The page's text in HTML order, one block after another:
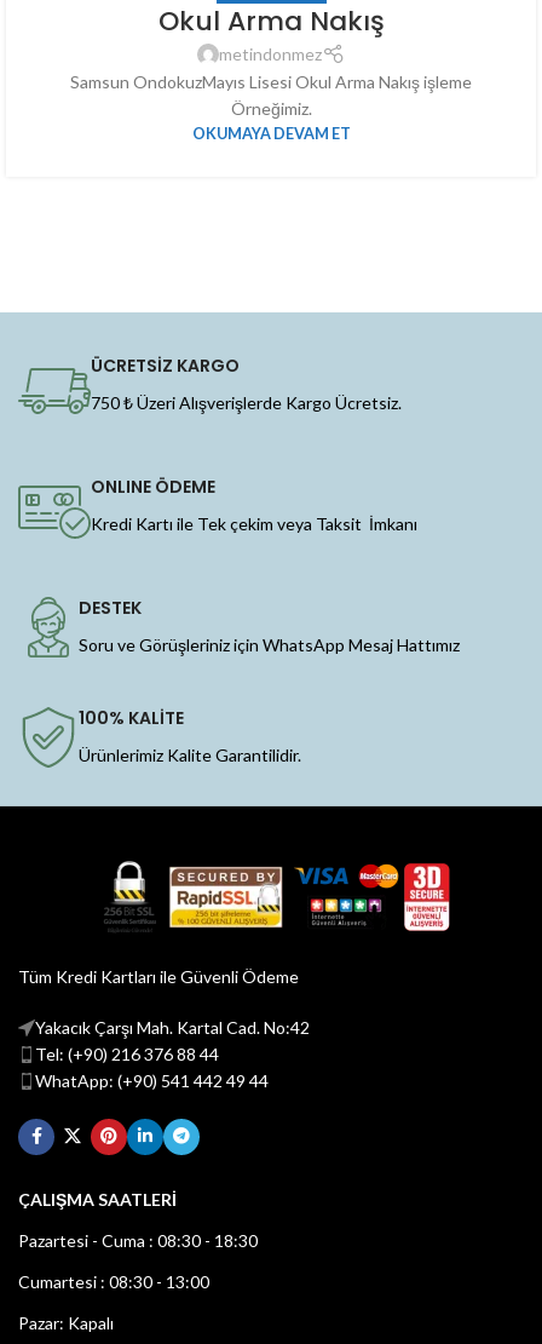
Okul Arma Nakış
metindonmez
Samsun OndokuzMayıs Lisesi Okul Arma Nakış işleme
Örneğimiz.
OKUMAYA DEVAM ET
ÜCRETSİZ KARGO
750 ₺ Üzeri Alışverişlerde Kargo Ücretsiz.
ONLINE ÖDEME
Kredi Kartı ile Tek çekim veya Taksit İmkanı
DESTEK
Soru ve Görüşleriniz için WhatsApp Mesaj Hattımız
100% KALİTE
Ürünlerimiz Kalite Garantilidir.
Tüm Kredi Kartları ile Güvenli Ödeme
Yakacık Çarşı Mah. Kartal Cad. No:42
Tel: (+90) 216 376 88 44
WhatApp: (+90) 541 442 49 44
ÇALIŞMA SAATLERİ
Pazartesi - Cuma : 08:30 - 18:30
Cumartesi : 08:30 - 13:00
Pazar: Kapalı